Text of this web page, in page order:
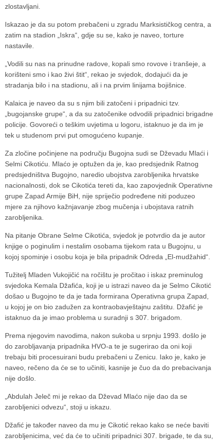
zlostavljani.
Iskazao je da su potom prebačeni u zgradu Marksističkog centra, a
zatim na stadion „Iskra“, gdje su se, kako je naveo, torture
nastavile.
„Vodili su nas na prinudne radove, kopali smo rovove i tranšeje, a
korišteni smo i kao živi štit“, rekao je svjedok, dodajući da je
stradanja bilo i na stadionu, ali i na prvim linijama bojišnice.
Kalaica je naveo da su s njim bili zatočeni i pripadnici tzv.
„bugojanske grupe“, a da su zatočenike odvodili pripadnici brigadne
policije. Govoreći o teškim uvjetima u logoru, istaknuo je da im je
tek u studenom prvi put omogućeno kupanje.
Za zločine počinjene na području Bugojna sudi se Dževadu Mlaći i
Selmi Cikotiću. Mlaćo je optužen da je, kao predsjednik Ratnog
predsjedništva Bugojno, naredio ubojstva zarobljenika hrvatske
nacionalnosti, dok se Cikotića tereti da, kao zapovjednik Operativne
grupe Zapad Armije BiH, nije spriječio podređene niti poduzeo
mjere za njihovo kažnjavanje zbog mučenja i ubojstava ratnih
zarobljenika.
Na pitanje Obrane Selme Cikotića, svjedok je potvrdio da je autor
knjige o poginulim i nestalim osobama tijekom rata u Bugojnu, u
kojoj spominje i osobu koja je bila pripadnik Odreda „El-mudžahid“.
Tužitelj Mladen Vukojičić na ročištu je pročitao i iskaz preminulog
svjedoka Kemala Džafića, koji je u istrazi naveo da je Selmo Cikotić
došao u Bugojno te da je tada formirana Operativna grupa Zapad,
u kojoj je on bio zadužen za kontraobavještajnu zaštitu. Džafić je
istaknuo da je imao problema u suradnji s 307. brigadom.
Prema njegovim navodima, nakon sukoba u srpnju 1993. došlo je
do zarobljavanja pripadnika HVO-a te je sugerirao da oni koji
trebaju biti procesuirani budu prebačeni u Zenicu. Iako je, kako je
naveo, rečeno da će se to učiniti, kasnije je čuo da do prebacivanja
nije došlo.
„Abdulah Jeleč mi je rekao da Dževad Mlaćo nije dao da se
zarobljenici odvezu“, stoji u iskazu.
Džafić je također naveo da mu je Cikotić rekao kako se neće baviti
zarobljenicima, već da će to učiniti pripadnici 307. brigade, te da su,